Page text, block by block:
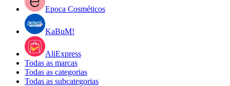
Epoca Cosméticos
KaBuM!
AliExpress
Todas as marcas
Todas as categorias
Todas as subcategorias